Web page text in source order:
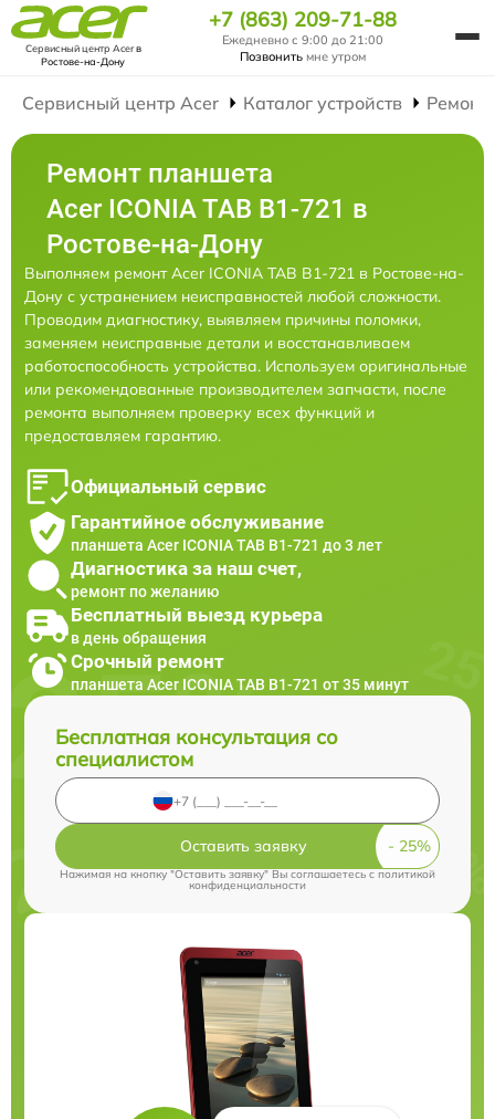
Сервисный центр Acerв
Ростове-на-Дону
+7 (863) 209-71-88
Ежедневно с 9:00 до 21:00
Позвонить мне утром
Сервисный центр Acer Каталог устройств
Ремонт планшета
Acer ICONIA TAB B1-721 в
Ростове-на-Дону
Выполняем ремонт Acer ICONIA TAB B1-721 в Ростове-на-
Дону с устранением неисправностей любой сложности.
Проводим диагностику, выявляем причины поломки,
заменяем неисправные детали и восстанавливаем
работоспособность устройства. Используем оригинальные
или рекомендованные производителем запчасти, после
ремонта выполняем проверку всех функций и
предоставляем гарантию.
Официальный сервис
Гарантийное обслуживание
планшета Acer ICONIA TAB B1-721 до 3 лет
Диагностика за наш счет,
ремонт по желанию
Бесплатный выезд курьера
в день обращения
Срочный ремонт
планшета Acer ICONIA TAB B1-721 от 35 минут
Бесплатная консультация со
специалистом
Оставить заявку
Нажимая на кнопку "Оставить заявку" Вы соглашаетесь cполитикой
конфиденциальности